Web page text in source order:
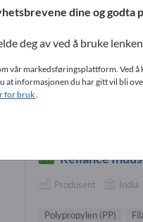
her
Exportpages.
(
Reliance
Produsent India
Polypropylen (PP)
dine og
deg av ved å bruke
vår markedsføringsplattform. Ved å
at informasjonen du har gitt vil bli
for bruk.